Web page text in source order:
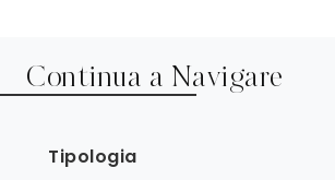
Continua a Navigare
Tipologia